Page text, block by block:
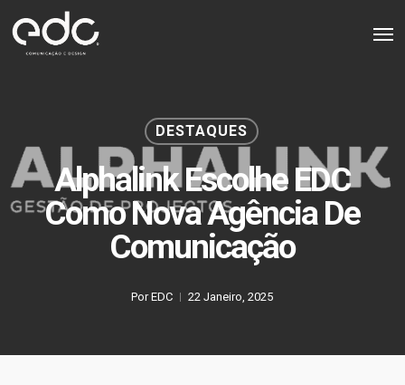
DESTAQUES
Alphalink Escolhe EDC
Como Nova Agência De
Comunicação
Por EDC 22 Janeiro, 2025